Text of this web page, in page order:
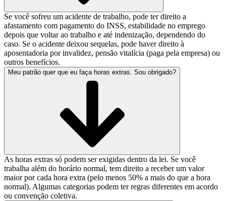
Se você sofreu um acidente de trabalho, pode ter direito a
afastamento com pagamento do INSS, estabilidade no emprego
depois que voltar ao trabalho e até indenização, dependendo do
caso. Se o acidente deixou sequelas, pode haver direito à
aposentadoria por invalidez, pensão vitalícia (paga pela empresa) ou
outros benefícios.
Meu patrão quer que eu faça horas extras. Sou obrigado?
As horas extras só podem ser exigidas dentro da lei. Se você
trabalha além do horário normal, tem direito a receber um valor
maior por cada hora extra (pelo menos 50% a mais do que a hora
normal). Algumas categorias podem ter regras diferentes em acordo
ou convenção coletiva.